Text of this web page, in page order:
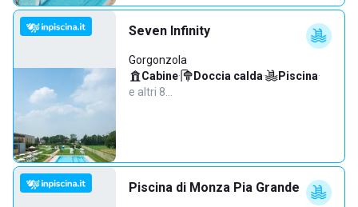
Seven Infinity
Gorgonzola
Cabine· Doccia calda· Piscina·
e altri 8…
Piscina di Monza Pia Grande